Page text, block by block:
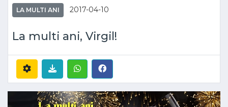
LA MULTI ANI 2017-04-10
La multi ani, Virgil!